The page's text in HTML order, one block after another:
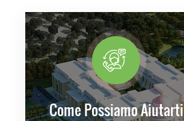
Come Possiamo Aiutarti